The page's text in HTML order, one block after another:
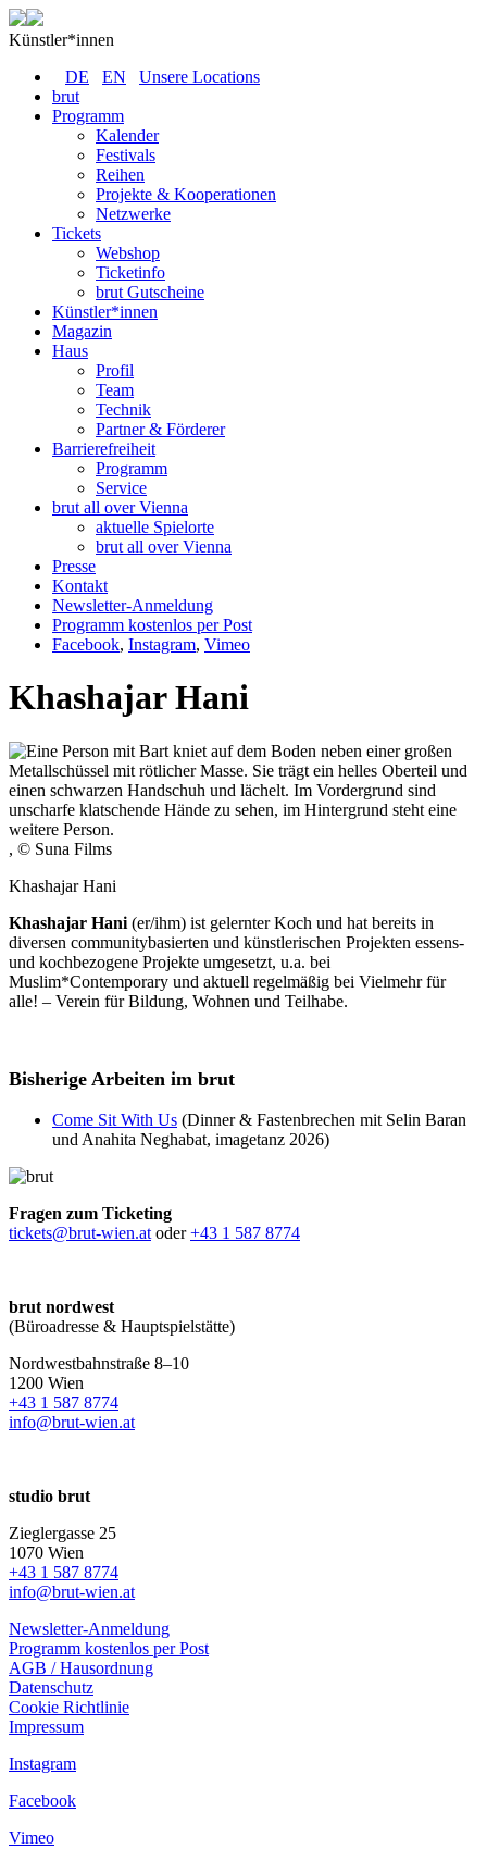
Künstler*innen
DE
EN
Unsere Locations
brut
Programm
Kalender
Festivals
Reihen
Projekte & Kooperationen
Netzwerke
Tickets
Webshop
Ticketinfo
brut Gutscheine
Künstler*innen
Magazin
Haus
Profil
Team
Technik
Partner & Förderer
Barrierefreiheit
Programm
Service
brut all over Vienna
aktuelle Spielorte
brut all over Vienna
Presse
Kontakt
Newsletter-Anmeldung
Programm kostenlos per Post
Facebook, Instagram, Vimeo
Khashajar Hani
, © Suna Films
Khashajar Hani
Khashajar Hani (er/ihm) ist gelernter Koch und hat bereits in
diversen communitybasierten und künstlerischen Projekten essens-
und kochbezogene Projekte umgesetzt, u.a. bei
Muslim*Contemporary und aktuell regelmäßig bei Vielmehr für
alle! – Verein für Bildung, Wohnen und Teilhabe.
Bisherige Arbeiten im brut
Come Sit With Us (Dinner & Fastenbrechen mit Selin Baran
und Anahita Neghabat, imagetanz 2026)
Fragen zum Ticketing
tickets@brut-wien.at oder+43 1 587 8774
brut nordwest
(Büroadresse & Hauptspielstätte)
Nordwestbahnstraße 8–10
1200 Wien
+43 1 587 8774
info@brut-wien.at
studio brut
Zieglergasse 25
1070 Wien
+43 1 587 8774
info@brut-wien.at
Newsletter-Anmeldung
Programm kostenlos per Post
AGB / Hausordnung
Datenschutz
Cookie Richtlinie
Impressum
Instagram
Facebook
Vimeo